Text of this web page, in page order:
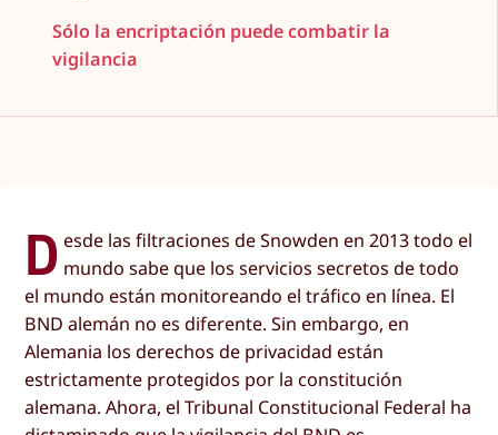
Sólo la encriptación puede combatir la
vigilancia
D esde las filtraciones de Snowden en 2013 todo el
mundo sabe que los servicios secretos de todo
el mundo están monitoreando el tráfico en línea. El
BND alemán no es diferente. Sin embargo, en
Alemania los derechos de privacidad están
estrictamente protegidos por la constitución
alemana. Ahora, el Tribunal Constitucional Federal ha